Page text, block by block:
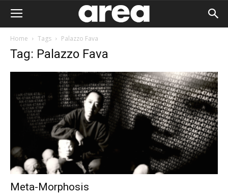
Home Tags Palazzo Fava
Tag: Palazzo Fava
Meta-Morphosis